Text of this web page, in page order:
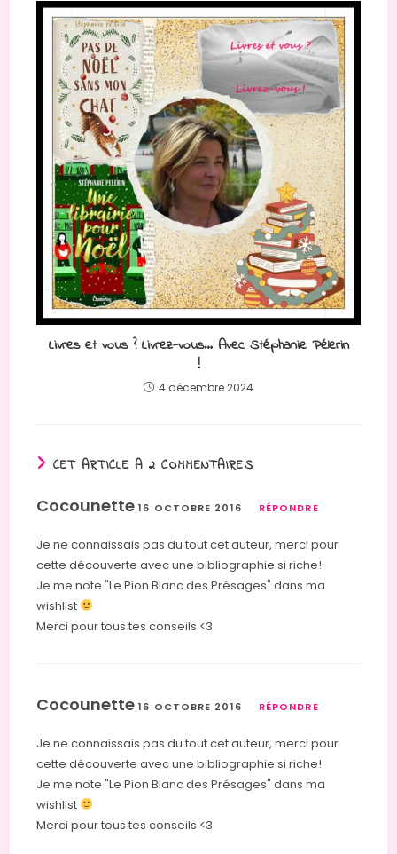
Livres et vous ? Livrez-vous… Avec Stéphanie Pélerin
!
4 décembre 2024
CET ARTICLE A 2 COMMENTAIRES
Cocounette16 OCTOBRE 2016 RÉPONDRE
Je ne connaissais pas du tout cet auteur, merci pour
cette découverte avec une bibliographie si riche!
Je me note "Le Pion Blanc des Présages" dans ma
wishlist
Merci pour tous tes conseils <3
Cocounette16 OCTOBRE 2016 RÉPONDRE
Je ne connaissais pas du tout cet auteur, merci pour
cette découverte avec une bibliographie si riche!
Je me note "Le Pion Blanc des Présages" dans ma
wishlist
Merci pour tous tes conseils <3